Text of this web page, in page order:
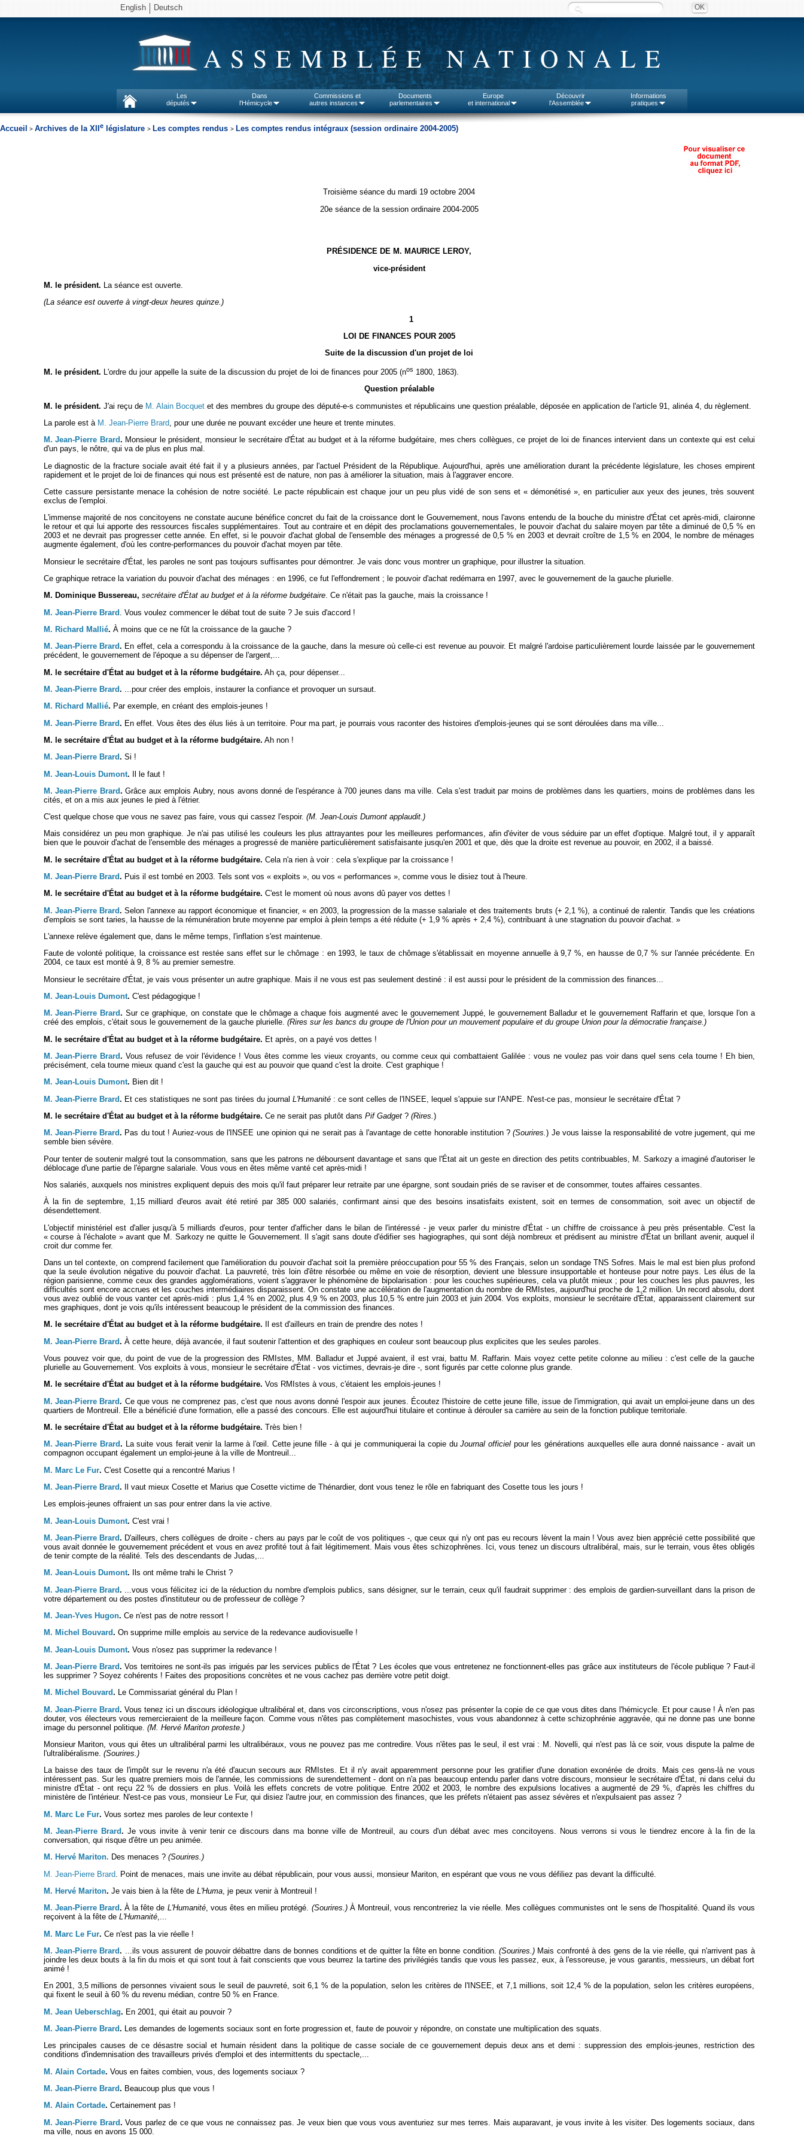
English Deutsch
ASSEMBLÉE NATIONALE
Les
députés
Dans
l'Hémicycle
Commissions et
autres instances
Documents
parlementaires
Europe
et international
Découvrir
l'Assemblée
Informations
pratiques
Accueil > Archives de la XII e législature > Les comptes rendus > Les comptes rendus intégraux (session ordinaire 2004-2005)
Troisième séance du mardi 19 octobre 2004
20e séance de la session ordinaire 2004-2005
PRÉSIDENCE DE M. MAURICE LEROY,
vice-président
M. le président. La séance est ouverte.
(La séance est ouverte à vingt-deux heures quinze.)
1
LOI DE FINANCES POUR 2005
Suite de la discussion d'un projet de loi
M. le président. L'ordre du jour appelle la suite de la discussion du projet de loi de finances pour 2005 (nos 1800, 1863).
Question préalable
M. le président. J'ai reçu de M. Alain Bocquetet des membres du groupedes député-e-s communistes et républicains une question préalable, déposée en application de l'article 91, alinéa 4, du règlement.
La parole est à M. Jean-Pierre Brard , pour une durée ne pouvant excéder une heure et trente minutes.
M. Jean-Pierre Brard. Monsieur le président, monsieur le secrétaire d'État au budget et à la réforme budgétaire, mes chers collègues, ce projet de loi de finances intervient dans un contexte qui est celui
d'un pays, le nôtre, qui va de plus en plus mal.
Le diagnostic de la fracture sociale avait été fait il y a plusieurs années, par l'actuel Président de la République. Aujourd'hui, après une amélioration durant la précédente législature, les choses empirent
rapidement et le projet de loi de finances qui nous est présenté est de nature, non pas à améliorer la situation, mais à l'aggraver encore.
Cette cassure persistante menace la cohésion de notre société. Le pacte républicain est chaque jour un peu plus vidé de son sens et « démonétisé », en particulier aux yeux des jeunes, très souvent
exclus de l'emploi.
L'immense majorité de nos concitoyens ne constate aucune bénéfice concret du fait de la croissance dont le Gouvernement, nous l'avons entendu de la bouche du ministre d'État cet après-midi, claironne
le retour et qui lui apporte des ressources fiscales supplémentaires. Tout au contraire et en dépit des proclamations gouvernementales, le pouvoir d'achat du salaire moyen par tête a diminué de 0,5 % en
2003 et ne devrait pas progresser cette année. En effet, si le pouvoir d'achat global de l'ensemble des ménages a progressé de 0,5 % en 2003 et devrait croître de 1,5 % en 2004, le nombre de ménages
augmente également, d'où les contre-performances du pouvoir d'achat moyen par tête.
Monsieur le secrétaire d'État, les paroles ne sont pas toujours suffisantes pour démontrer. Je vais donc vous montrer un graphique, pour illustrer la situation.
Ce graphique retrace la variation du pouvoir d'achat des ménages : en 1996, ce fut l'effondrement ; le pouvoir d'achat redémarra en 1997, avec le gouvernement de la gauche plurielle.
M. Dominique Bussereau, secrétaire d'État au budget et à la réforme budgétaire. Ce n'était pas la gauche, mais la croissance !
M. Jean-Pierre Brard . Vous voulez commencer le débat tout de suite ? Je suis d'accord !
M. Richard Mallié. À moins que ce ne fût la croissance de la gauche ?
M. Jean-Pierre Brard. En effet, cela a correspondu à la croissance de la gauche, dans la mesure où celle-ci est revenue au pouvoir. Et malgré l'ardoise particulièrement lourde laissée par le gouvernement
précédent, le gouvernement de l'époque a su dépenser de l'argent,...
M. le secrétaire d'État au budget et à la réforme budgétaire. Ah ça, pour dépenser...
M. Jean-Pierre Brard. ...pour créer des emplois, instaurer la confiance et provoquer un sursaut.
M. Richard Mallié. Par exemple, en créant des emplois-jeunes !
M. Jean-Pierre Brard. En effet. Vous êtes des élus liés à un territoire. Pour ma part, je pourrais vous raconter des histoires d'emplois-jeunes qui se sont déroulées dans ma ville...
M. le secrétaire d'État au budget et à la réforme budgétaire. Ah non !
M. Jean-Pierre Brard. Si !
M. Jean-Louis Dumont. Il le faut !
M. Jean-Pierre Brard. Grâce aux emplois Aubry, nous avons donné de l'espérance à 700 jeunes dans ma ville. Cela s'est traduit par moins de problèmes dans les quartiers, moins de problèmes dans les
cités, et on a mis aux jeunes le pied à l'étrier.
C'est quelque chose que vous ne savez pas faire, vous qui cassez l'espoir. (M. Jean-Louis Dumont applaudit.)
Mais considérez un peu mon graphique. Je n'ai pas utilisé les couleurs les plus attrayantes pour les meilleures performances, afin d'éviter de vous séduire par un effet d'optique. Malgré tout, il y apparaît
bien que le pouvoir d'achat de l'ensemble des ménages a progressé de manière particulièrement satisfaisante jusqu'en 2001 et que, dès que la droite est revenue au pouvoir, en 2002, il a baissé.
M. le secrétaire d'État au budget et à la réforme budgétaire. Cela n'a rien à voir : cela s'explique par la croissance !
M. Jean-Pierre Brard. Puis il est tombé en 2003. Tels sont vos « exploits », ou vos « performances », comme vous le disiez tout à l'heure.
M. le secrétaire d'État au budget et à la réforme budgétaire. C'est le moment où nous avons dû payer vos dettes !
M. Jean-Pierre Brard. Selon l'annexe au rapport économique et financier, « en 2003, la progression de la masse salariale et des traitements bruts (+ 2,1 %), a continué de ralentir. Tandis que les créations
d'emplois se sont taries, la hausse de la rémunération brute moyenne par emploi à plein temps a été réduite (+ 1,9 % après + 2,4 %), contribuant à une stagnation du pouvoir d'achat. »
L'annexe relève également que, dans le même temps, l'inflation s'est maintenue.
Faute de volonté politique, la croissance est restée sans effet sur le chômage : en 1993, le taux de chômage s'établissait en moyenne annuelle à 9,7 %, en hausse de 0,7 % sur l'année précédente. En
2004, ce taux est monté à 9, 8 % au premier semestre.
Monsieur le secrétaire d'État, je vais vous présenter un autre graphique. Mais il ne vous est pas seulement destiné : il est aussi pour le président de la commission des finances...
M. Jean-Louis Dumont. C'est pédagogique !
M. Jean-Pierre Brard. Sur ce graphique, on constate que le chômage a chaque fois augmenté avec le gouvernement Juppé, le gouvernement Balladur et le gouvernement Raffarin et que, lorsque l'on a
créé des emplois, c'était sous le gouvernement de la gauche plurielle. (Rires sur les bancs du groupe de l'Union pour un mouvement populaire et du groupe Union pour la démocratie française.)
M. le secrétaire d'État au budget et à la réforme budgétaire. Et après, on a payé vos dettes !
M. Jean-Pierre Brard. Vous refusez de voir l'évidence ! Vous êtes comme les vieux croyants, ou comme ceux qui combattaient Galilée : vous ne voulez pas voir dans quel sens cela tourne ! Eh bien,
précisément, cela tourne mieux quand c'est la gauche qui est au pouvoir que quand c'est la droite. C'est graphique !
M. Jean-Louis Dumont. Bien dit !
M. Jean-Pierre Brard. Et ces statistiques ne sont pas tirées du journal L'Humanité: ce sont celles de l'INSEE, lequel s'appuie sur l'ANPE. N'est-ce pas, monsieur le secrétaire d'État ?
M. le secrétaire d'État au budget et à la réforme budgétaire. Ce ne serait pas plutôt dans Pif Gadget? (Rires.)
M. Jean-Pierre Brard. Pas du tout ! Auriez-vous de l'INSEE une opinion qui ne serait pas à l'avantage de cette honorable institution ? (Sourires.) Je vous laisse la responsabilité de votre jugement, qui me
semble bien sévère.
Pour tenter de soutenir malgré tout la consommation, sans que les patrons ne déboursent davantage et sans que l'État ait un geste en direction des petits contribuables, M. Sarkozy a imaginé d'autoriser le
déblocage d'une partie de l'épargne salariale. Vous vous en êtes même vanté cet après-midi !
Nos salariés, auxquels nos ministres expliquent depuis des mois qu'il faut préparer leur retraite par une épargne, sont soudain priés de se raviser et de consommer, toutes affaires cessantes.
À la fin de septembre, 1,15 milliard d'euros avait été retiré par 385 000 salariés, confirmant ainsi que des besoins insatisfaits existent, soit en termes de consommation, soit avec un objectif de
désendettement.
L'objectif ministériel est d'aller jusqu'à 5 milliards d'euros, pour tenter d'afficher dans le bilan de l'intéressé - je veux parler du ministre d'État - un chiffre de croissance à peu près présentable. C'est la
« course à l'échalote » avant que M. Sarkozy ne quitte le Gouvernement. Il s'agit sans doute d'édifier ses hagiographes, qui sont déjà nombreux et prédisent au ministre d'État un brillant avenir, auquel il
croit dur comme fer.
Dans un tel contexte, on comprend facilement que l'amélioration du pouvoir d'achat soit la première préoccupation pour 55 % des Français, selon un sondage TNS Sofres. Mais le mal est bien plus profond
que la seule évolution négative du pouvoir d'achat. La pauvreté, très loin d'être résorbée ou même en voie de résorption, devient une blessure insupportable et honteuse pour notre pays. Les élus de la
région parisienne, comme ceux des grandes agglomérations, voient s'aggraver le phénomène de bipolarisation : pour les couches supérieures, cela va plutôt mieux ; pour les couches les plus pauvres, les
difficultés sont encore accrues et les couches intermédiaires disparaissent. On constate une accélération de l'augmentation du nombre de RMIstes, aujourd'hui proche de 1,2 million. Un record absolu, dont
vous avez oublié de vous vanter cet après-midi : plus 1,4 % en 2002, plus 4,9 % en 2003, plus 10,5 % entre juin 2003 et juin 2004. Vos exploits, monsieur le secrétaire d'État, apparaissent clairement sur
mes graphiques, dont je vois qu'ils intéressent beaucoup le président de la commission des finances.
M. le secrétaire d'État au budget et à la réforme budgétaire. Il est d'ailleurs en train de prendre des notes !
M. Jean-Pierre Brard. À cette heure, déjà avancée, il faut soutenir l'attention et des graphiques en couleur sont beaucoup plus explicites que les seules paroles.
Vous pouvez voir que, du point de vue de la progression des RMIstes, MM. Balladur et Juppé avaient, il est vrai, battu M. Raffarin. Mais voyez cette petite colonne au milieu : c'est celle de la gauche
plurielle au Gouvernement. Vos exploits à vous, monsieur le secrétaire d'État - vos victimes, devrais-je dire -, sont figurés par cette colonne plus grande.
M. le secrétaire d'État au budget et à la réforme budgétaire. Vos RMIstes à vous, c'étaient les emplois-jeunes !
M. Jean-Pierre Brard. Ce que vous ne comprenez pas, c'est que nous avons donné l'espoir aux jeunes. Écoutez l'histoire de cette jeune fille, issue de l'immigration, qui avait un emploi-jeune dans un des
quartiers de Montreuil. Elle a bénéficié d'une formation, elle a passé des concours. Elle est aujourd'hui titulaire et continue à dérouler sa carrière au sein de la fonction publique territoriale.
M. le secrétaire d'État au budget et à la réforme budgétaire. Très bien !
M. Jean-Pierre Brard. La suite vous ferait venir la larme à l'œil. Cette jeune fille - à qui je communiquerai la copie duJournal officielpour les générations auxquelles elle aura donné naissance - avait un
compagnon occupant également un emploi-jeune à la ville de Montreuil...
M. Marc Le Fur. C'est Cosette qui a rencontré Marius !
M. Jean-Pierre Brard. Il vaut mieux Cosette et Marius que Cosette victime de Thénardier, dont vous tenez le rôle en fabriquant des Cosette tous les jours !
Les emplois-jeunes offraient un sas pour entrer dans la vie active.
M. Jean-Louis Dumont. C'est vrai !
M. Jean-Pierre Brard. D'ailleurs, chers collègues de droite - chers au pays par le coût de vos politiques -, que ceux qui n'y ont pas eu recours lèvent la main ! Vous avez bien apprécié cette possibilité que
vous avait donnée le gouvernement précédent et vous en avez profité tout à fait légitimement. Mais vous êtes schizophrènes. Ici, vous tenez un discours ultralibéral, mais, sur le terrain, vous êtes obligés
de tenir compte de la réalité. Tels des descendants de Judas,...
M. Jean-Louis Dumont. Ils ont même trahi le Christ ?
M. Jean-Pierre Brard. ...vous vous félicitez ici de la réduction du nombre d'emplois publics, sans désigner, sur le terrain, ceux qu'il faudrait supprimer : des emplois de gardien-surveillant dans la prison de
votre département ou des postes d'instituteur ou de professeur de collège ?
M. Jean-Yves Hugon. Ce n'est pas de notre ressort !
M. Michel Bouvard. On supprime mille emplois au service de la redevance audiovisuelle !
M. Jean-Louis Dumont. Vous n'osez pas supprimer la redevance !
M. Jean-Pierre Brard. Vos territoires ne sont-ils pas irrigués par les services publics de l'État ? Les écoles que vous entretenez ne fonctionnent-elles pas grâce aux instituteurs de l'école publique ? Faut-il
les supprimer ? Soyez cohérents ! Faites des propositions concrètes et ne vous cachez pas derrière votre petit doigt.
M. Michel Bouvard. Le Commissariat général du Plan !
M. Jean-Pierre Brard. Vous tenez ici un discours idéologique ultralibéral et, dans vos circonscriptions, vous n'osez pas présenter la copie de ce que vous dites dans l'hémicycle. Et pour cause ! À n'en pas
douter, vos électeurs vous remercieraient de la meilleure façon. Comme vous n'êtes pas complètement masochistes, vous vous abandonnez à cette schizophrénie aggravée, qui ne donne pas une bonne
image du personnel politique. (M. Hervé Mariton proteste.)
Monsieur Mariton, vous qui êtes un ultralibéral parmi les ultralibéraux, vous ne pouvez pas me contredire. Vous n'êtes pas le seul, il est vrai : M. Novelli, qui n'est pas là ce soir, vous dispute la palme de
l'ultralibéralisme. (Sourires.)
La baisse des taux de l'impôt sur le revenu n'a été d'aucun secours aux RMIstes. Et il n'y avait apparemment personne pour les gratifier d'une donation exonérée de droits. Mais ces gens-là ne vous
intéressent pas. Sur les quatre premiers mois de l'année, les commissions de surendettement - dont on n'a pas beaucoup entendu parler dans votre discours, monsieur le secrétaire d'État, ni dans celui du
ministre d'État - ont reçu 22 % de dossiers en plus. Voilà les effets concrets de votre politique. Entre 2002 et 2003, le nombre des expulsions locatives a augmenté de 29 %, d'après les chiffres du
ministère de l'intérieur. N'est-ce pas vous, monsieur Le Fur, qui disiez l'autre jour, en commission des finances, que les préfets n'étaient pas assez sévères et n'expulsaient pas assez ?
M. Marc Le Fur. Vous sortez mes paroles de leur contexte !
M. Jean-Pierre Brard. Je vous invite à venir tenir ce discours dans ma bonne ville de Montreuil, au cours d'un débat avec mes concitoyens. Nous verrons si vous le tiendrez encore à la fin de la
conversation, qui risque d'être un peu animée.
M. Hervé Mariton. Des menaces ? (Sourires.)
M. Jean-Pierre Brard. Point de menaces, mais une invite au débat républicain, pour vous aussi, monsieur Mariton, en espérant que vous ne vous défiliez pas devant la difficulté.
M. Hervé Mariton. Je vais bien à la fête de L'Huma, je peux venir à Montreuil !
M. Jean-Pierre Brard. À la fête de L'Humanité, vous êtes en milieu protégé. (Sourires.)À Montreuil, vous rencontreriez la vie réelle. Mes collègues communistes ont le sens de l'hospitalité. Quand ils vous
reçoivent à la fête de L'Humanité,...
M. Marc Le Fur. Ce n'est pas la vie réelle !
M. Jean-Pierre Brard. ...ils vous assurent de pouvoir débattre dans de bonnes conditions et de quitter la fête en bonne condition. (Sourires.)Mais confronté à des gens de la vie réelle, qui n'arrivent pas à
joindre les deux bouts à la fin du mois et qui sont tout à fait conscients que vous beurrez la tartine des privilégiés tandis que vous les passez, eux, à l'essoreuse, je vous garantis, messieurs, un débat fort
animé !
En 2001, 3,5 millions de personnes vivaient sous le seuil de pauvreté, soit 6,1 % de la population, selon les critères de l'INSEE, et 7,1 millions, soit 12,4 % de la population, selon les critères européens,
qui fixent le seuil à 60 % du revenu médian, contre 50 % en France.
M. Jean Ueberschlag. En 2001, qui était au pouvoir ?
M. Jean-Pierre Brard. Les demandes de logements sociaux sont en forte progression et, faute de pouvoir y répondre, on constate une multiplication des squats.
Les principales causes de ce désastre social et humain résident dans la politique de casse sociale de ce gouvernement depuis deux ans et demi : suppression des emplois-jeunes, restriction des
conditions d'indemnisation des travailleurs privés d'emploi et des intermittents du spectacle,...
M. Alain Cortade. Vous en faites combien, vous, des logements sociaux ?
M. Jean-Pierre Brard. Beaucoup plus que vous !
M. Alain Cortade. Certainement pas !
M. Jean-Pierre Brard.Vous parlez de ce que vous ne connaissez pas. Je veux bien que vous vous aventuriez sur mes terres. Mais auparavant, je vous invite à les visiter. Des logements sociaux, dans
ma ville, nous en avons 15 000.